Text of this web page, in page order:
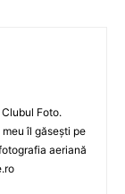
Foto.
îl găsești pe
aeriană